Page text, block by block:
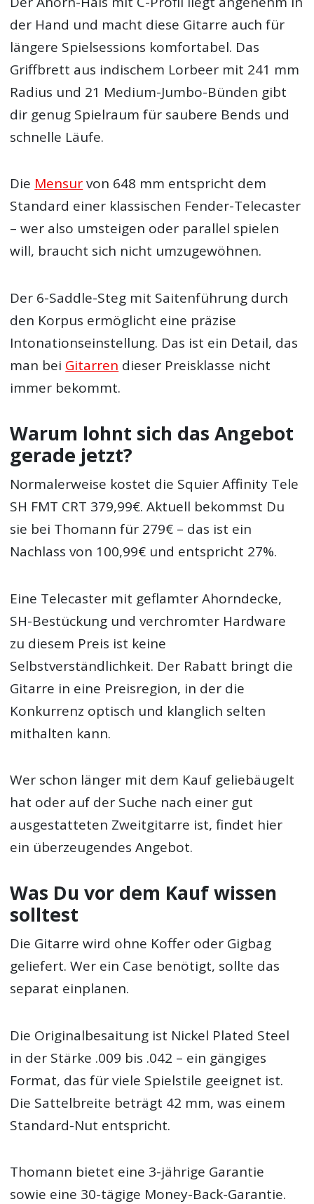
der Hand und macht diese Gitarre auch für
längere Spielsessions komfortabel. Das
Griffbrett aus indischem Lorbeer mit 241 mm
Radius und 21 Medium-Jumbo-Bünden gibt
dir genug Spielraum für saubere Bends und
schnelle Läufe.
Die Mensurvon 648 mm entspricht dem
Standard einer klassischen Fender-Telecaster
– wer also umsteigen oder parallel spielen
will, braucht sich nicht umzugewöhnen.
Der 6-Saddle-Steg mit Saitenführung durch
den Korpus ermöglicht eine präzise
Intonationseinstellung. Das ist ein Detail, das
man bei Gitarren dieser Preisklasse nicht
immer bekommt.
Warum lohnt sich das Angebot
gerade jetzt?
Normalerweise kostet die Squier Affinity Tele
SH FMT CRT 379,99€. Aktuell bekommst Du
sie bei Thomann für 279€ – das ist ein
Nachlass von 100,99€ und entspricht 27%.
Eine Telecaster mit geflamter Ahorndecke,
SH-Bestückung und verchromter Hardware
zu diesem Preis ist keine
Selbstverständlichkeit. Der Rabatt bringt die
Gitarre in eine Preisregion, in der die
Konkurrenz optisch und klanglich selten
mithalten kann.
Wer schon länger mit dem Kauf geliebäugelt
hat oder auf der Suche nach einer gut
ausgestatteten Zweitgitarre ist, findet hier
ein überzeugendes Angebot.
Was Du vor dem Kauf wissen
solltest
Die Gitarre wird ohne Koffer oder Gigbag
geliefert. Wer ein Case benötigt, sollte das
separat einplanen.
Die Originalbesaitung ist Nickel Plated Steel
in der Stärke .009 bis .042 – ein gängiges
Format, das für viele Spielstile geeignet ist.
Die Sattelbreite beträgt 42 mm, was einem
Standard-Nut entspricht.
Thomann bietet eine 3-jährige Garantie
sowie eine 30-tägige Money-Back-Garantie.